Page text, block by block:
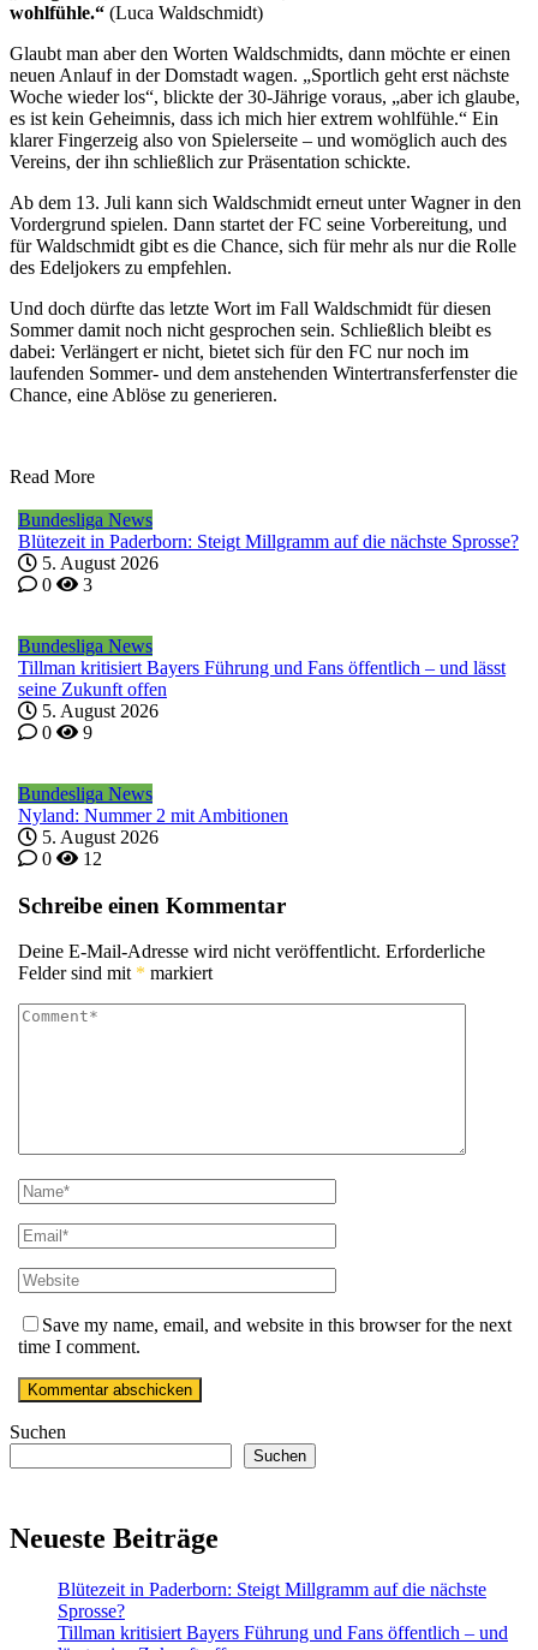
wohlfühle.“ (Luca Waldschmidt)
Glaubt man aber den Worten Waldschmidts, dann möchte er einen
neuen Anlauf in der Domstadt wagen. „Sportlich geht erst nächste
Woche wieder los“, blickte der 30-Jährige voraus, „aber ich glaube,
es ist kein Geheimnis, dass ich mich hier extrem wohlfühle.“ Ein
klarer Fingerzeig also von Spielerseite – und womöglich auch des
Vereins, der ihn schließlich zur Präsentation schickte.
Ab dem 13. Juli kann sich Waldschmidt erneut unter Wagner in den
Vordergrund spielen. Dann startet der FC seine Vorbereitung, und
für Waldschmidt gibt es die Chance, sich für mehr als nur die Rolle
des Edeljokers zu empfehlen.
Und doch dürfte das letzte Wort im Fall Waldschmidt für diesen
Sommer damit noch nicht gesprochen sein. Schließlich bleibt es
dabei: Verlängert er nicht, bietet sich für den FC nur noch im
laufenden Sommer- und dem anstehenden Wintertransferfenster die
Chance, eine Ablöse zu generieren.
Read More
Bundesliga News
Blütezeit in Paderborn: Steigt Millgramm auf die nächste Sprosse?
5. August 2026
0
3
Bundesliga News
Tillman kritisiert Bayers Führung und Fans öffentlich – und lässt
seine Zukunft offen
5. August 2026
0
9
Bundesliga News
Nyland: Nummer 2 mit Ambitionen
5. August 2026
0
12
Schreibe einen Kommentar
Deine E-Mail-Adresse wird nicht veröffentlicht. Erforderliche
Felder sind mit * markiert
Save my name, email, and website in this browser for the next
time I comment.
Suchen
Suchen
Neueste Beiträge
Blütezeit in Paderborn: Steigt Millgramm auf die nächste
Sprosse?
Tillman kritisiert Bayers Führung und Fans öffentlich – und